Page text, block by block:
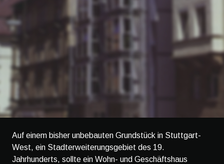
Auf einem bisher unbebauten Grundstück in Stuttgart-
West, ein Stadterweiterungsgebiet des 19.
Jahrhunderts, sollte ein Wohn- und Geschäftshaus